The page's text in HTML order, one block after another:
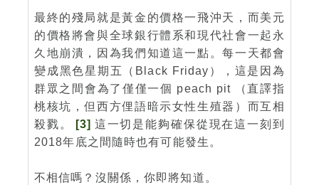
最終的殘局就是黃金的價格一飛沖天，而美元
的價格將會與全球銀行體系和現代社會一起永
久地崩潰，因為我們知道這一點。每一天都會
變成黑色星期五（Black Friday），這是因為
群眾之間會為了僅僅一個 peach pit （直譯指
桃核坑，但西方俚語暗示女性生殖器）而互相
殺戮。
[3] 這一切是能夠確保從現在這一刻到
2018年底之間隨時也有可能發生。
不相信嗎？沒關係，你即將知道。